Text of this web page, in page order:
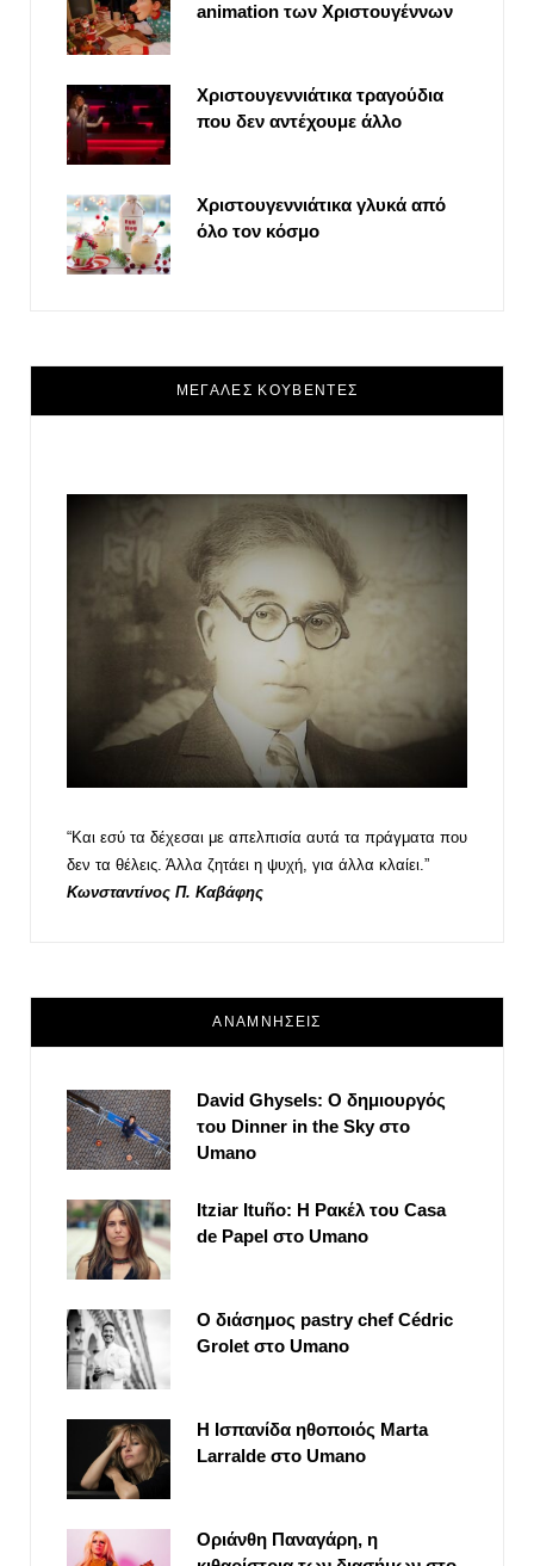
animation των Χριστουγέννων
Χριστουγεννιάτικα τραγούδια
που δεν αντέχουμε άλλο
Χριστουγεννιάτικα γλυκά από
όλο τον κόσμο
ΜΕΓΑΛΕΣ ΚΟΥΒΕΝΤΕΣ
“Και εσύ τα δέχεσαι με απελπισία αυτά τα πράγματα που
δεν τα θέλεις. Άλλα ζητάει η ψυχή, για άλλα κλαίει.”
Κωνσταντίνος Π. Καβάφης
ΑΝΑΜΝΗΣΕΙΣ
David Ghysels: Ο δημιουργός
του Dinner in the Sky στο
Umano
Itziar Ituño: Η Ρακέλ του Casa
de Papel στο Umano
Ο διάσημος pastry chef Cédric
Grolet στο Umano
Η Ισπανίδα ηθοποιός Marta
Larralde στο Umano
Οριάνθη Παναγάρη, η